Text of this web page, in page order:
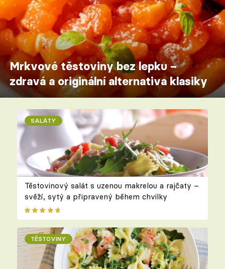
Mrkvové těstoviny bez lepku –
zdravá a originální alternativa klasiky
SALÁTY
Těstovinový salát s uzenou makrelou a rajčaty –
svěží, sytý a připravený během chvilky
TĚSTOVINY